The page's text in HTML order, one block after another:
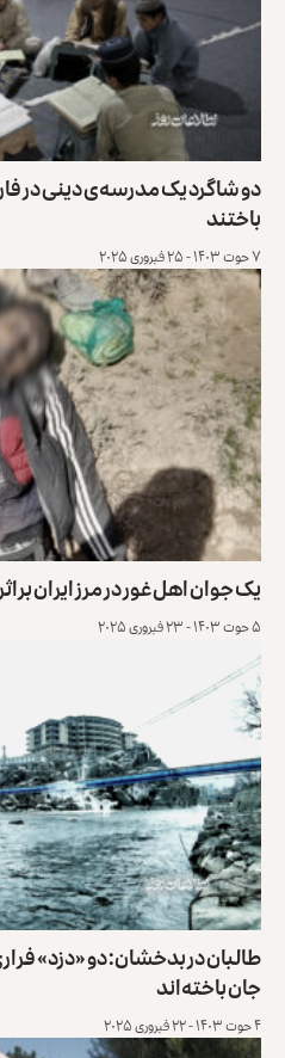
دو شاگرد یک مدرسه‌ی دینی در
باختند
۷ حوت ۱۴۰۳ - ۲۵ فبروری ۲۰۲۵
یک جوان اهل غور در مرز ایران
۵ حوت ۱۴۰۳ - ۲۳ فبروری ۲۰۲۵
طالبان در بدخشان: دو «دزد»
جان باخته‌اند
۴ حوت ۱۴۰۳ - ۲۲ فبروری ۲۰۲۵